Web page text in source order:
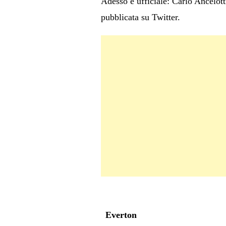
pubblicata su Twitter.
Everton